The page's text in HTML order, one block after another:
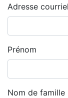
Adresse courriel
Prénom
Nom de famille